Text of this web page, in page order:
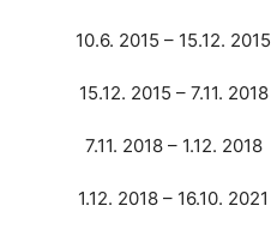
10.6. 2015 – 15.12. 2015
15.12. 2015 – 7.11. 2018
7.11. 2018 – 1.12. 2018
1.12. 2018 – 16.10. 2021